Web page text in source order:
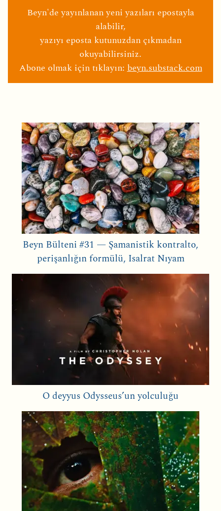
Beyn'de yayınlanan yeni yazıları epostayla
alabilir,
yazıyı eposta kutunuzdan çıkmadan
okuyabilirsiniz.
Abone olmak için tıklayın:beyn.substack.com
Beyn Bülteni #31 — Şamanistik kontralto,
perişanlığın formülü, Isalrat Nıyam
O deyyus Odysseus’un yolculuğu